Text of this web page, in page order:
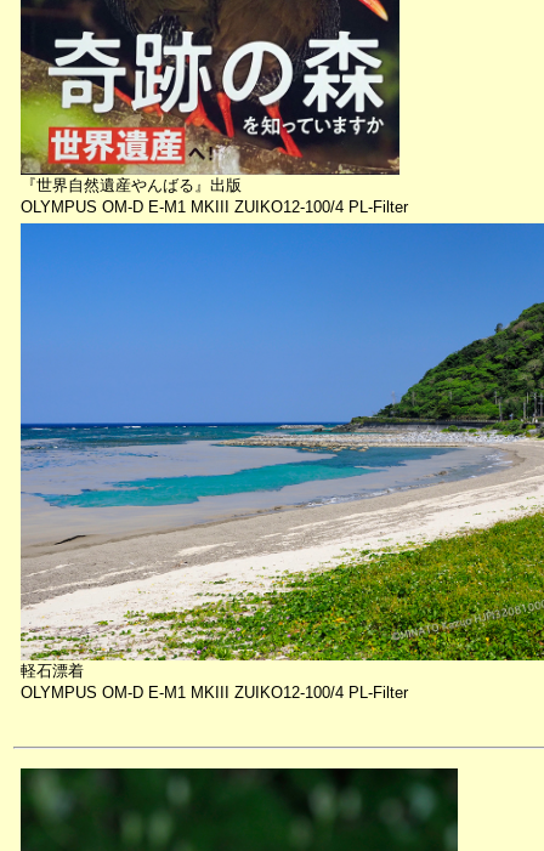
『世界自然遺産やんばる』出版
OLYMPUS OM-D E-M1 MKIII ZUIKO12-100/4 PL-Filter
軽石漂着
OLYMPUS OM-D E-M1 MKIII ZUIKO12-100/4 PL-Filter